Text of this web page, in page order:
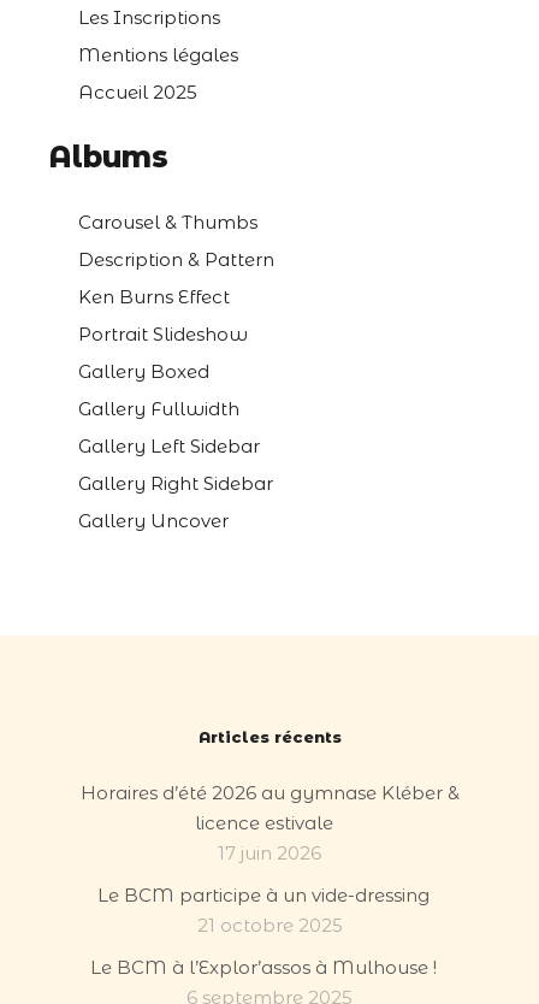
Les Inscriptions
Mentions légales
Accueil 2025
Albums
Carousel & Thumbs
Description & Pattern
Ken Burns Effect
Portrait Slideshow
Gallery Boxed
Gallery Fullwidth
Gallery Left Sidebar
Gallery Right Sidebar
Gallery Uncover
Articles récents
Horaires d’été 2026 au gymnase Kléber &
licence estivale
17 juin 2026
Le BCM participe à un vide-dressing
21 octobre 2025
Le BCM à l’Explor’assos à Mulhouse !
6 septembre 2025